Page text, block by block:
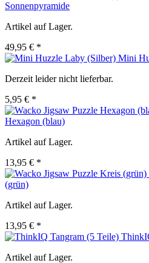
Sonnenpyramide
Artikel auf Lager.
49,95 € *
Mini
Derzeit leider nicht lieferbar.
5,95 € *
Hexagon (blau)
Artikel auf Lager.
13,95 € *
(grün)
Artikel auf Lager.
13,95 € *
Artikel auf Lager.